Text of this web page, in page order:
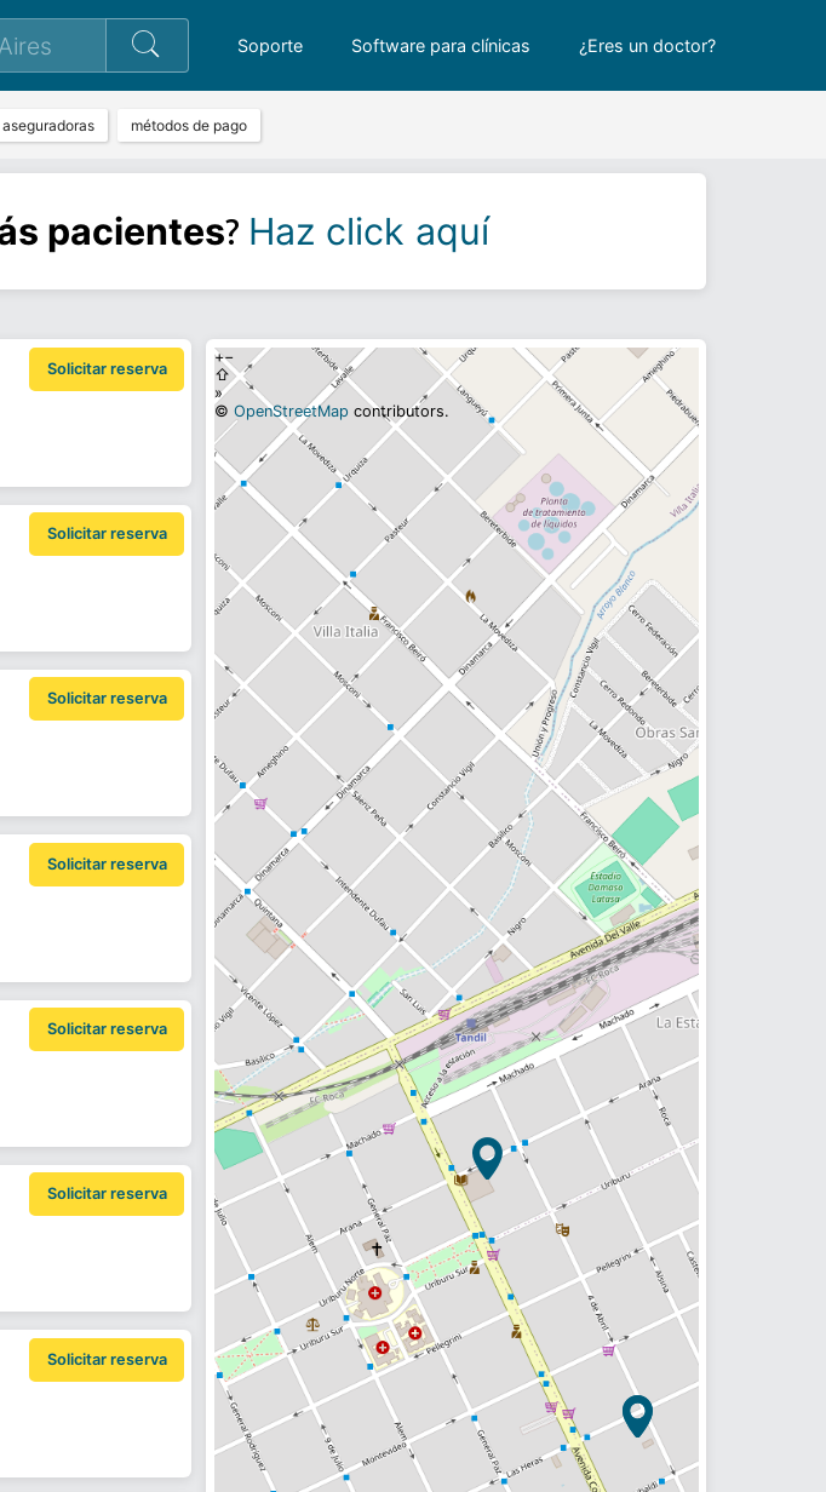
Soporte Software para clínicas ¿Eres un doctor?
aseguradoras métodos de pago
pacientes? Haz click aquí
Solicitar reserva
Solicitar reserva
Solicitar reserva
Solicitar reserva
Solicitar reserva
Solicitar reserva
Solicitar reserva
+−
⇧
»
© OpenStreetMap contributors.